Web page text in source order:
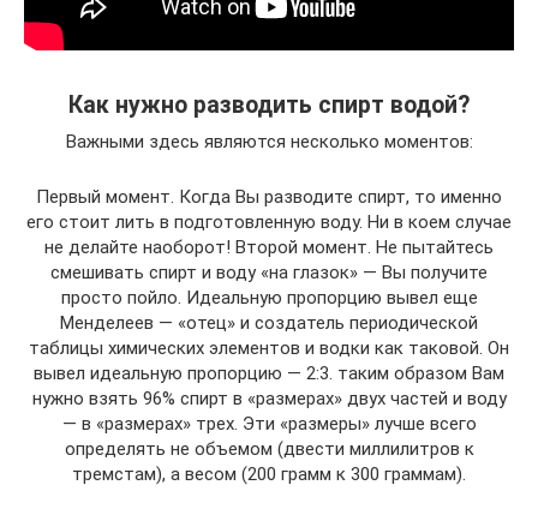
Как нужно разводить спирт водой?
Важными здесь являются несколько моментов:
Первый момент. Когда Вы разводите спирт, то именно
его стоит лить в подготовленную воду. Ни в коем случае
не делайте наоборот! Второй момент. Не пытайтесь
смешивать спирт и воду «на глазок» — Вы получите
просто пойло. Идеальную пропорцию вывел еще
Менделеев — «отец» и создатель периодической
таблицы химических элементов и водки как таковой. Он
вывел идеальную пропорцию — 2:3. таким образом Вам
нужно взять 96% спирт в «размерах» двух частей и воду
— в «размерах» трех. Эти «размеры» лучше всего
определять не объемом (двести миллилитров к
тремстам), а весом (200 грамм к 300 граммам).